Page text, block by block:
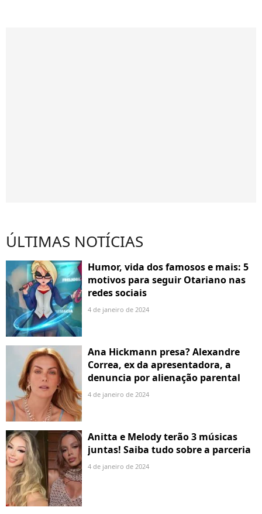
ÚLTIMAS NOTÍCIAS
Humor, vida dos famosos e mais: 5
motivos para seguir Otariano nas
redes sociais
4 de janeiro de 2024
Ana Hickmann presa? Alexandre
Correa, ex da apresentadora, a
denuncia por alienação parental
4 de janeiro de 2024
Anitta e Melody terão 3 músicas
juntas! Saiba tudo sobre a parceria
4 de janeiro de 2024